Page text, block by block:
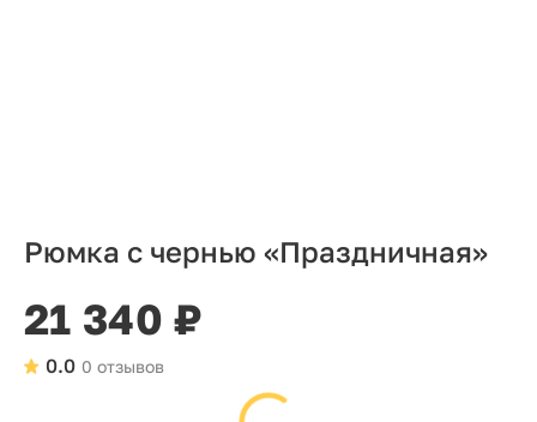
Рюмка с чернью «Праздничная»
21 340 ₽
0 отзывов
0.0